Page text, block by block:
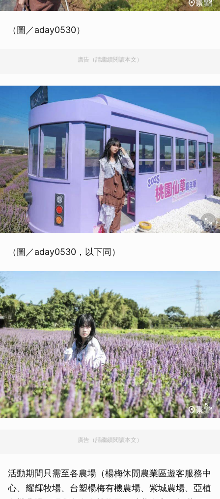
（圖／aday0530）
廣告（請繼續閱讀本文）
（圖／aday0530，以下同）
廣告（請繼續閱讀本文）
活動期間只需至各農場（楊梅休閒農業區遊客服務中
心、耀輝牧場、台塑楊梅有機農場、紫城農場、亞植